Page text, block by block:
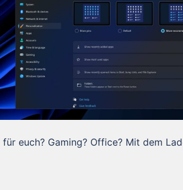
euch? Gaming? Office? Mit dem